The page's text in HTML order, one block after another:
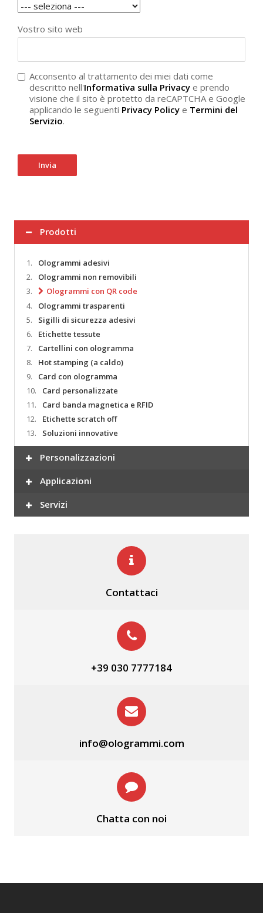
Vostro sito web
Acconsento al trattamento dei miei dati come
descritto nell'Informativa sulla Privacy e prendo
visione che il sito è protetto da reCAPTCHA e Google
applicando le seguenti Privacy Policy e Termini del
Servizio.
Invia
Prodotti
1.
Ologrammi adesivi
2.
Ologrammi non removibili
3.
Ologrammi con QR code
4.
Ologrammi trasparenti
5.
Sigilli di sicurezza adesivi
6.
Etichette tessute
7.
Cartellini con ologramma
8.
Hot stamping (a caldo)
9.
Card con ologramma
10.
Card personalizzate
11.
Card banda magnetica e RFID
12.
Etichette scratch off
13.
Soluzioni innovative
Personalizzazioni
Applicazioni
Servizi
Contattaci
+39 030 7777184
info@ologrammi.com
Chatta con noi